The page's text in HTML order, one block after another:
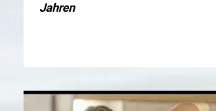
Jahren